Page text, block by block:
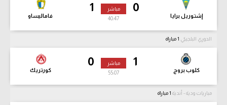
0
إشتوريل برايا
1
فاماليساو
مباشر
40:49
الدوري البلجيكي
1
كلوب بروج
0
كورتريك
مباشر
55:09
مباريات ودية - أندية